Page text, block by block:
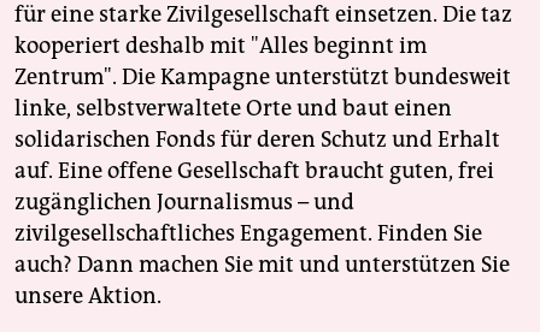
für eine starke Zivilgesellschaft einsetzen. Die taz
kooperiert deshalb mit "Alles beginnt im
Zentrum". Die Kampagne unterstützt bundesweit
linke, selbstverwaltete Orte und baut einen
solidarischen Fonds für deren Schutz und Erhalt
auf. Eine offene Gesellschaft braucht guten, frei
zugänglichen Journalismus – und
zivilgesellschaftliches Engagement. Finden Sie
auch? Dann machen Sie mit und unterstützen Sie
unsere Aktion.